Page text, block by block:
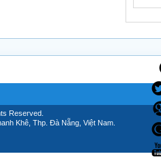
Reserved.
Khê, Thp. Đà Nẵng, Việt Nam.